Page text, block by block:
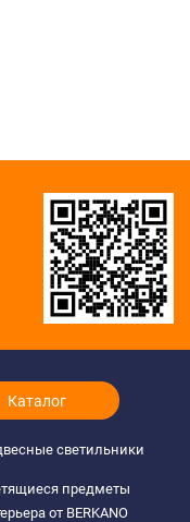
Каталог
светильники
предметы
от BERKANO